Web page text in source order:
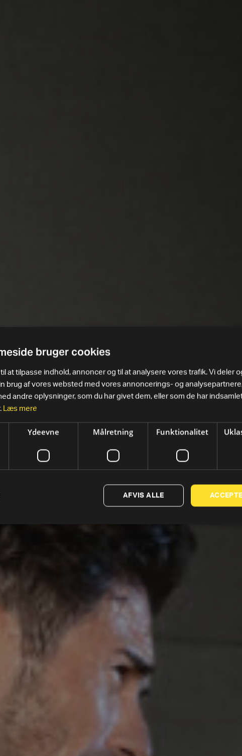
bruger cookies
at tilpasse indhold, annoncer og til at analysere vores trafik. Vi deler
brug af vores websted med vores annoncerings- og
andre oplysninger, som du har givet dem, eller som de har
Læs mere
Ydeevne Målretning Funktionalitet
AFVIS ALLE